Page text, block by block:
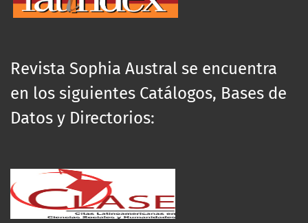
Revista Sophia Austral se encuentra
en los siguientes Catálogos, Bases de
Datos y Directorios: